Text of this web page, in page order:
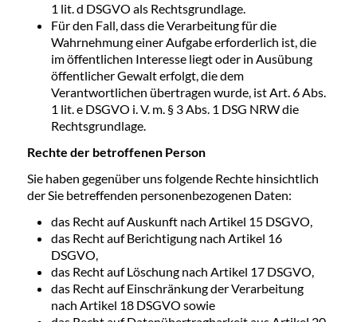
1 lit. d DSGVO als Rechtsgrundlage.
Für den Fall, dass die Verarbeitung für die
Wahrnehmung einer Aufgabe erforderlich ist, die
im öffentlichen Interesse liegt oder in Ausübung
öffentlicher Gewalt erfolgt, die dem
Verantwortlichen übertragen wurde, ist Art. 6 Abs.
1 lit. e DSGVO i. V. m. § 3 Abs. 1 DSG NRW die
Rechtsgrundlage.
Rechte der betroffenen Person
Sie haben gegenüber uns folgende Rechte hinsichtlich
der Sie betreffenden personenbezogenen Daten:
das Recht auf Auskunft nach Artikel 15 DSGVO,
das Recht auf Berichtigung nach Artikel 16
DSGVO,
das Recht auf Löschung nach Artikel 17 DSGVO,
das Recht auf Einschränkung der Verarbeitung
nach Artikel 18 DSGVO sowie